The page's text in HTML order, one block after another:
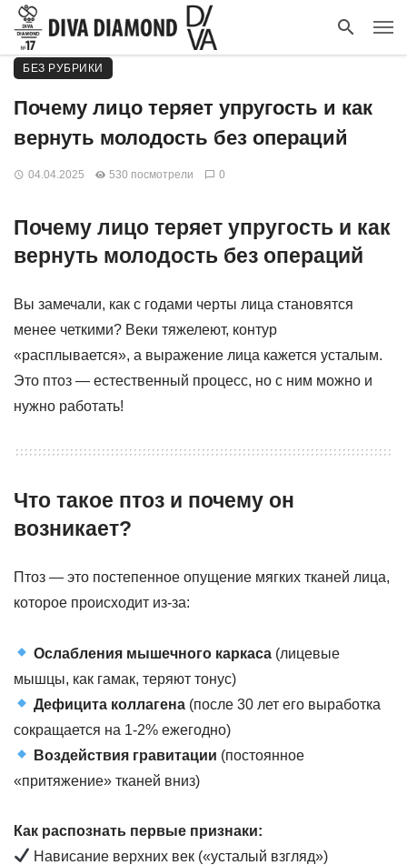
БЕЗ РУБРИКИ
Почему лицо теряет упругость и как
вернуть молодость без операций
04.04.2025 530 посмотрели 0
Почему лицо теряет упругость и как
вернуть молодость без операций
Вы замечали, как с годами черты лица становятся
менее четкими? Веки тяжелеют, контур
«расплывается», а выражение лица кажется усталым.
Это птоз — естественный процесс, но с ним можно и
нужно работать!
Что такое птоз и почему он
возникает?
Птоз — это постепенное опущение мягких тканей лица,
которое происходит из-за:
Ослабления мышечного каркаса (лицевые
мышцы, как гамак, теряют тонус)
Дефицита коллагена (после 30 лет его выработка
сокращается на 1-2% ежегодно)
Воздействия гравитации (постоянное
«притяжение» тканей вниз)
Как распознать первые признаки:
Нависание верхних век («усталый взгляд»)